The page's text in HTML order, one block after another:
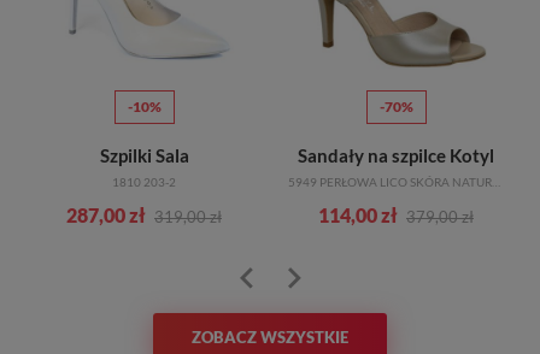
-10%
Szpilki Sala
1810 203-2
287,00 zł 319,00 zł
-70%
Sandały na szpilce Kotyl
5949 PERŁOWA LICO SKÓRA NATURALNA
114,00 zł 379,00 zł
ZOBACZ WSZYSTKIE